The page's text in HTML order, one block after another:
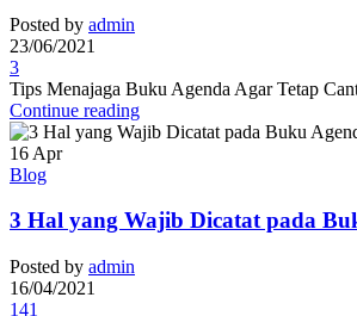
Posted by admin
23/06/2021
3
Tips Menajaga Buku Agenda Agar Tetap
Continue reading
16 Apr
Blog
3 Hal yang Wajib Dicatat pada
Posted by admin
16/04/2021
141